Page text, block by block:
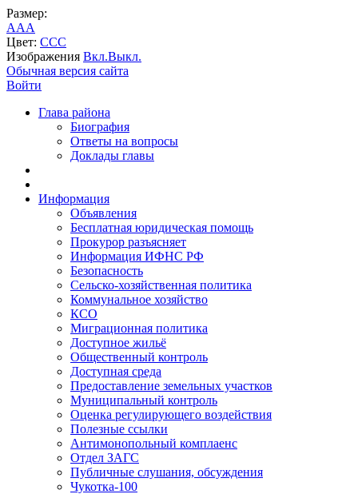
Размер:
AAA
Цвет: CCC
Изображения Вкл.Выкл.
Обычная версия сайта
Войти
Глава района
Биография
Ответы на вопросы
Доклады главы
Информация
Объявления
Бесплатная юридическая помощь
Прокурор разъясняет
Информация ИФНС РФ
Безопасность
Сельско-хозяйственная политика
Коммунальное хозяйство
КСО
Миграционная политика
Доступное жильё
Общественный контроль
Доступная среда
Предоставление земельных участков
Муниципальный контроль
Оценка регулирующего воздействия
Полезные ссылки
Антимонопольный комплаенс
Отдел ЗАГС
Публичные слушания, обсуждения
Чукотка-100